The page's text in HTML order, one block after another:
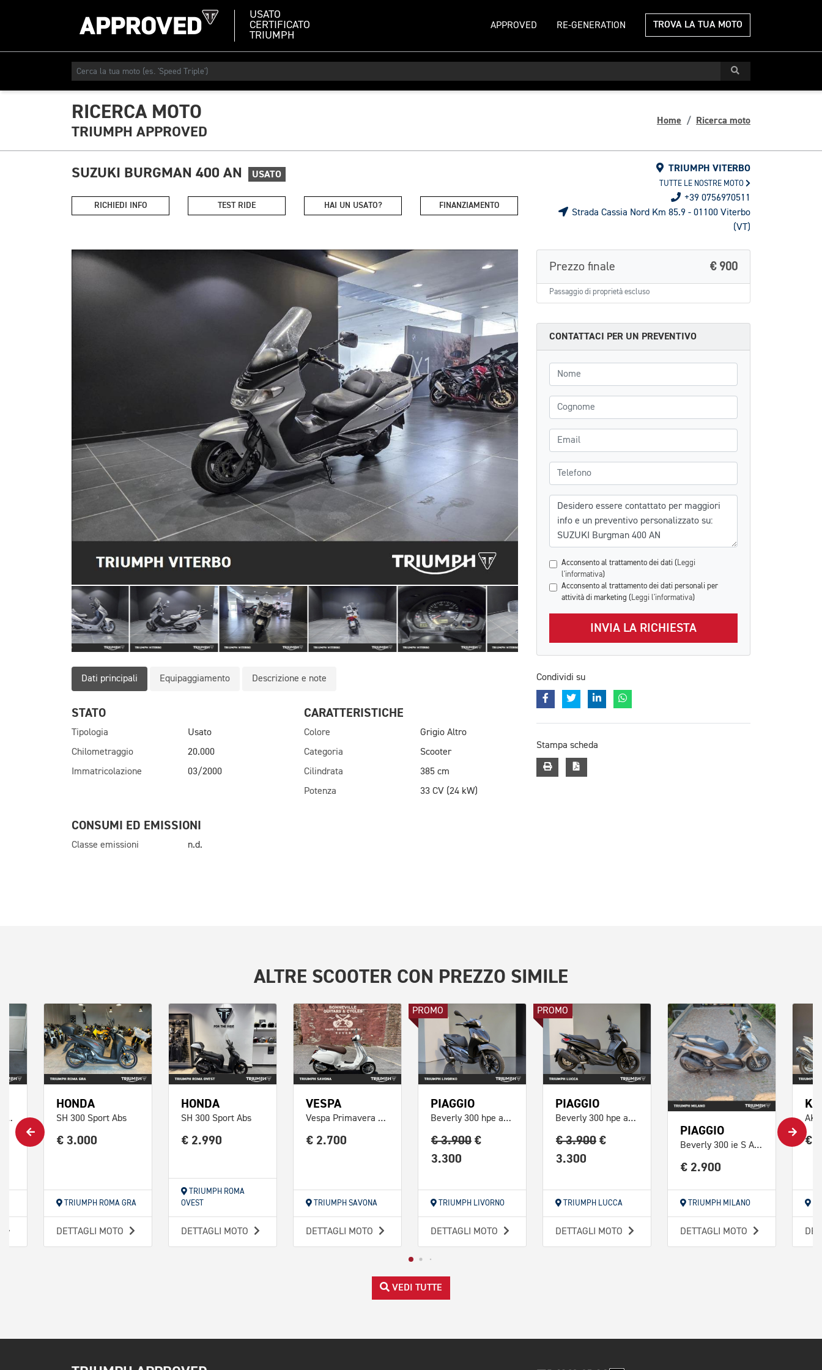
USATO
CERTIFICATO
TRIUMPH
APPROVED RE-GENERATION TROVA LA TUA MOTO
RICERCA MOTO
TRIUMPH APPROVED
Home Ricerca moto
SUZUKI BURGMAN 400 AN USATO
RICHIEDI INFO TEST RIDE HAI UN USATO? FINANZIAMENTO
TRIUMPH VITERBO
TUTTE LE NOSTRE MOTO
+39 0756970511
Strada Cassia Nord Km 85.9 - 01100 Viterbo
(VT)
Dati principali Equipaggiamento Descrizione e note
STATO
Tipologia
Usato
Chilometraggio
20.000
Immatricolazione
03/2000
CARATTERISTICHE
Colore
Grigio Altro
Categoria
Scooter
Cilindrata
385 cm
Potenza
33 CV (24 kW)
CONSUMI ED EMISSIONI
Classe emissioni n.d.
Prezzo finale € 900
Passaggio di proprietà escluso
CONTATTACI PER UN PREVENTIVO
Nome
Cognome
Email
Telefono
Messaggio
Acconsento al trattamento dei dati ( Leggi
l'informativa)
Acconsento al trattamento dei dati personali per
attività di marketing ( Leggi l'informativa)
INVIA LA RICHIESTA
Condividi su
Stampa scheda
ALTRE SCOOTER CON PREZZO SIMILE
Agility 200 i R16 Plus Abs E5
HONDA
SH 300 Sport Abs
€ 3.000
TRIUMPH ROMA GRA
DETTAGLI MOTO
HONDA
SH 300 Sport Abs
€ 2.990
TRIUMPH ROMA
OVEST
DETTAGLI MOTO
VESPA
Vespa Primavera 50 4T 3v
€ 2.700
TRIUMPH SAVONA
DETTAGLI MOTO
PROMO
PIAGGIO
Beverly 300 hpe abs-asr Black Edition
€ 3.900 €
3.300
TRIUMPH LIVORNO
DETTAGLI MOTO
PROMO
PIAGGIO
Beverly 300 hpe abs-asr Black Edition
€ 3.900 €
3.300
TRIUMPH LUCCA
DETTAGLI MOTO
PIAGGIO
Beverly 300 ie S Abs-asr
€ 2.900
TRIUMPH MILANO
DETTAGLI MOTO
AK
€
VEDI TUTTE